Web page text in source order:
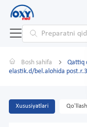
Bosh sahifa
Qattiq
elastik.d/bel.alohida post.r.3
Xususiyatlari